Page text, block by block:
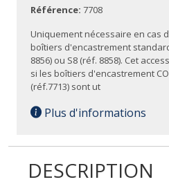
Référence: 7708
Uniquement nécessaire en cas
boîtiers d'encastrement
8856) ou S8 (réf. 8858). Cet
si les boîtiers d'encastrement
(réf.7713) sont ut
Plus d'informations
DESCRIPTION